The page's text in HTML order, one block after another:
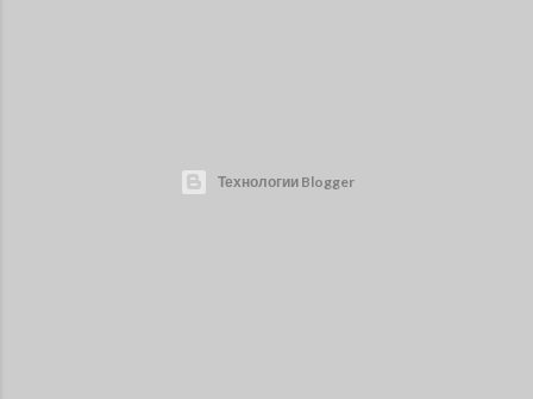
Технологии Blogger